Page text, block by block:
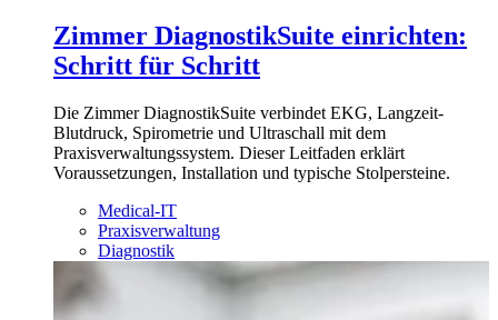
Zimmer DiagnostikSuite einrichten:
Schritt für Schritt
Die Zimmer DiagnostikSuite verbindet EKG, Langzeit-
Blutdruck, Spirometrie und Ultraschall mit dem
Praxisverwaltungssystem. Dieser Leitfaden erklärt
Voraussetzungen, Installation und typische Stolpersteine.
Medical-IT
Praxisverwaltung
Diagnostik